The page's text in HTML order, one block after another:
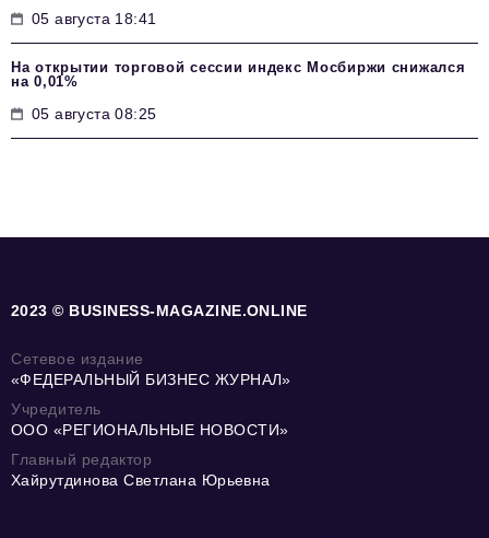
05 августа 18:41
На открытии торговой сессии индекс Мосбиржи снижался
на 0,01%
05 августа 08:25
2023 © BUSINESS-MAGAZINE.ONLINE
Сетевое издание
«ФЕДЕРАЛЬНЫЙ БИЗНЕС ЖУРНАЛ»
Учредитель
ООО «РЕГИОНАЛЬНЫЕ НОВОСТИ»
Главный редактор
Хайрутдинова Светлана Юрьевна